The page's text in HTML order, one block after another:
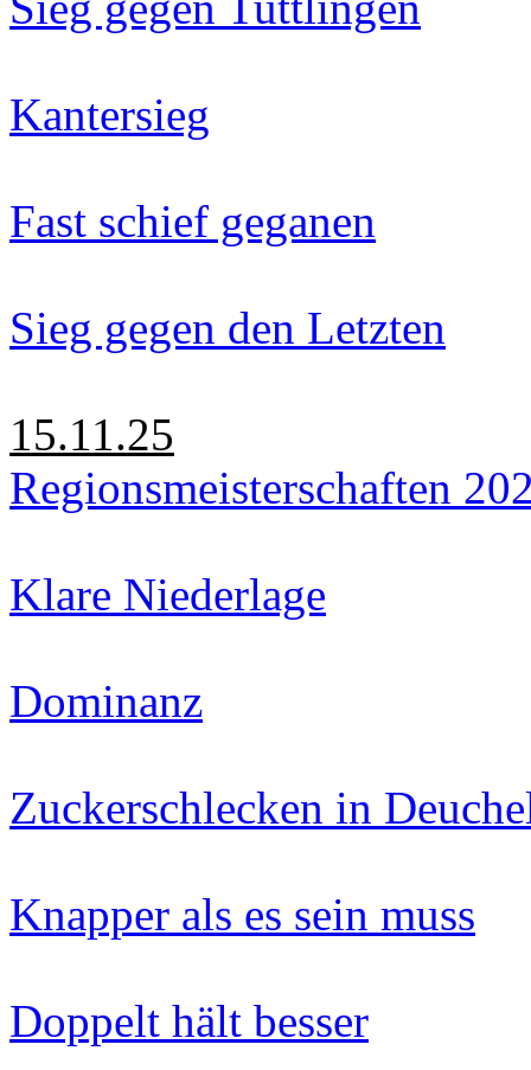
Kantersieg
Fast schief geganen
Sieg gegen den Letzten
15.11.25
Regionsmeisterschaften
Klare Niederlage
Dominanz
Zuckerschlecken in
Knapper als es sein muss
Doppelt hält besser